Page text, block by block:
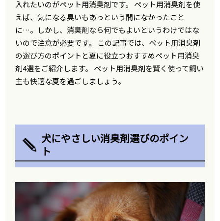
入れたいのがペット用消臭剤です。 ペット用消臭剤を使
えば、気になる臭いもあっという間になかったこと
に…。しかし、消臭剤なら何でもよいというわけではな
いので注意が必要です。 この記事では、ペット用消臭剤
の選び方のポイントと夏に役立つおすすめペット用消臭
剤4選をご紹介します。 ペット用消臭剤を賢く使って飼い
主も快適な夏を過ごしましょう。
犬にやさしい消臭剤選びのポイン
ト